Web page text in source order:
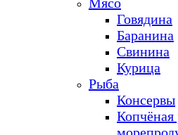
Говядина
Баранина
Свинина
Курица
Рыба
Консервы